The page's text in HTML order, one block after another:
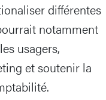
différentes
notamment
usagers,
et soutenir la